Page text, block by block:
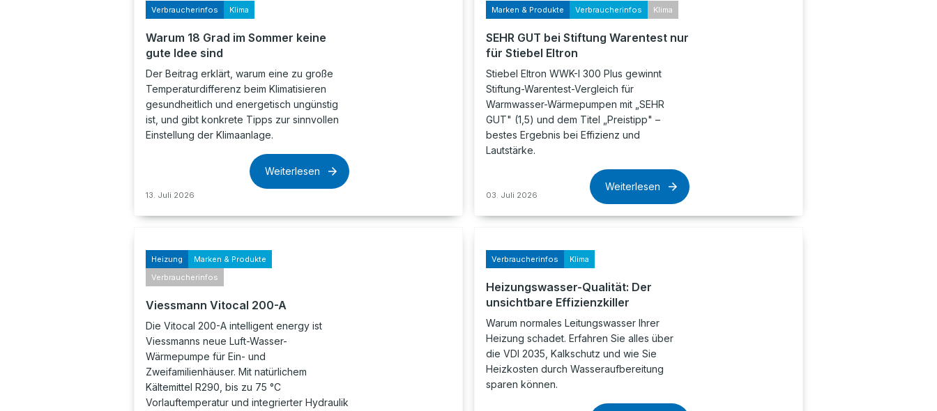
Verbraucherinfos Klima
Warum 18 Grad im Sommer keine
gute Idee sind
Der Beitrag erklärt, warum eine zu große
Temperaturdifferenz beim Klimatisieren
gesundheitlich und energetisch ungünstig
ist, und gibt konkrete Tipps zur sinnvollen
Einstellung der Klimaanlage.
13. Juli 2026
Weiterlesen
Marken & Produkte Verbraucherinfos Klima
SEHR GUT bei Stiftung Warentest nur
für Stiebel Eltron
Stiebel Eltron WWK-I 300 Plus gewinnt
Stiftung-Warentest-Vergleich für
Warmwasser-Wärmepumpen mit „SEHR
GUT" (1,5) und dem Titel „Preistipp" –
bestes Ergebnis bei Effizienz und
Lautstärke.
03. Juli 2026
Weiterlesen
Heizung
Marken & Produkte
Verbraucherinfos
Viessmann Vitocal 200-A
Die Vitocal 200-A intelligent energy ist
Viessmanns neue Luft-Wasser-
Wärmepumpe für Ein- und
Zweifamilienhäuser. Mit natürlichem
Kältemittel R290, bis zu 75 °C
Vorlauftemperatur und integrierter Hydraulik
Verbraucherinfos Klima
Heizungswasser-Qualität: Der
unsichtbare Effizienzkiller
Warum normales Leitungswasser Ihrer
Heizung schadet. Erfahren Sie alles über
die VDI 2035, Kalkschutz und wie Sie
Heizkosten durch Wasseraufbereitung
sparen können.